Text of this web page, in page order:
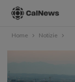
Home Notizie